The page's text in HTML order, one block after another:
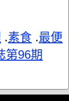
.素食 .最便
第96期